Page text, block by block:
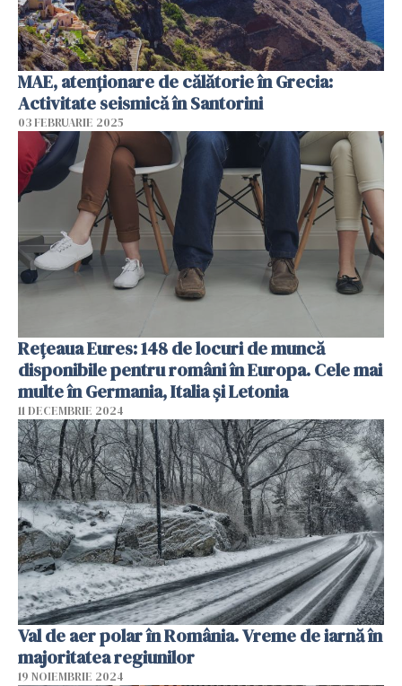
MAE, atenţionare de călătorie în Grecia:
Activitate seismică în Santorini
03 FEBRUARIE 2025
Rețeaua Eures: 148 de locuri de muncă
disponibile pentru români în Europa. Cele mai
multe în Germania, Italia și Letonia
11 DECEMBRIE 2024
Val de aer polar în România. Vreme de iarnă în
majoritatea regiunilor
19 NOIEMBRIE 2024